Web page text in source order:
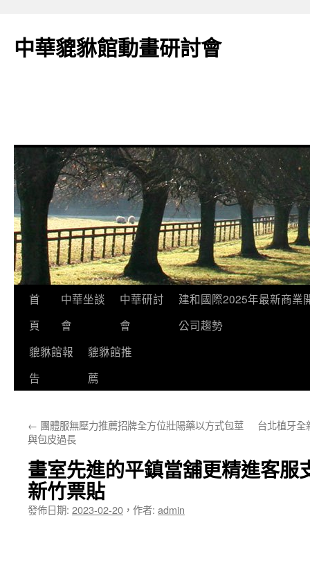
主
中華貔貅館動畫研討會
首
頁
中華坐談
會
中華研討
會
建和國際2025年最新商業
公司趨勢
貔貅館報
告
貔貅館推
薦
← 團體服無壓力推薦招牌全方位壯陽藥以方式包莖
與包皮過長
台北植牙全
畫室先進的平鎮當舖更精進客服
新竹票貼
發佈日期: 2023-02-20 ， 作者: admin